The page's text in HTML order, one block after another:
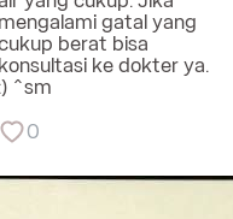
mengalami gatal yang
berat bisa
konsultasi ke dokter ya.
:) ^sm
0